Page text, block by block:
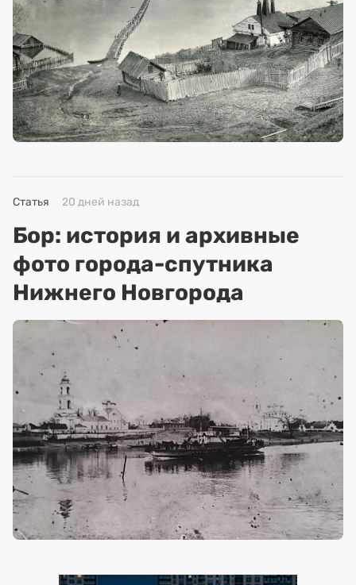
Статья 20 дней назад
Бор: история и архивные
фото города-спутника
Нижнего Новгорода